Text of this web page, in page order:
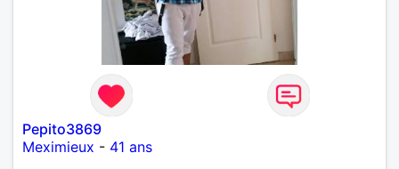
Pepito3869
Meximieux - 41 ans